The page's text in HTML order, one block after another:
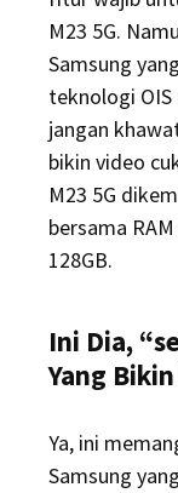
M23 5G.
Samsung
teknologi
jangan
bikin video
M23 5G
bersama
128GB.
Ini Dia,
Yang
Ya, ini
Samsung